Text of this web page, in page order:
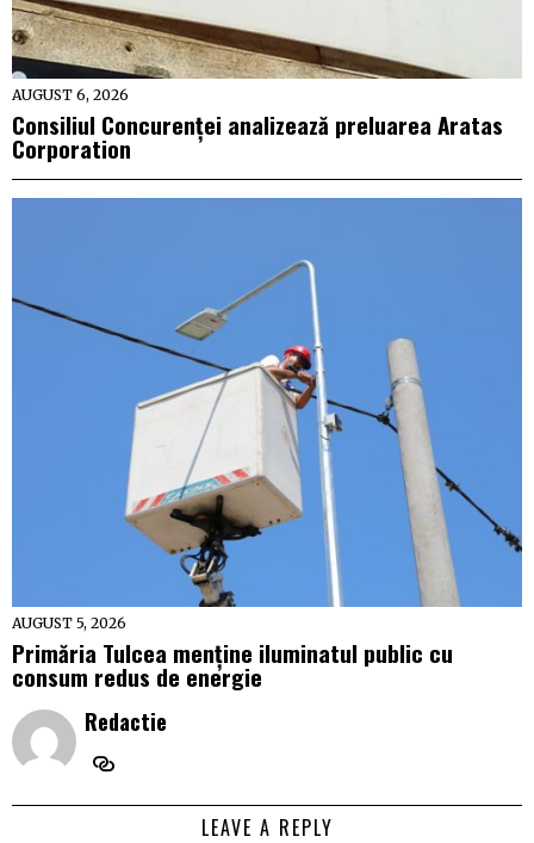
AUGUST 6, 2026
Consiliul Concurenței analizează preluarea Aratas
Corporation
AUGUST 5, 2026
Primăria Tulcea menține iluminatul public cu
consum redus de energie
Redactie
LEAVE A REPLY